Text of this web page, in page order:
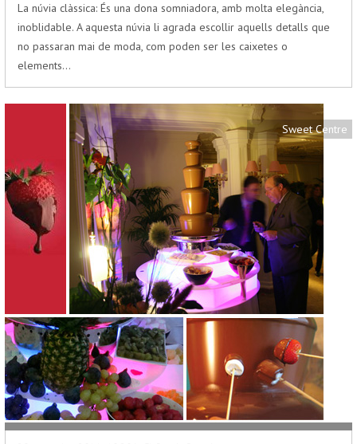
La núvia clàssica: És una dona somniadora, amb molta elegància,
inoblidable. A aquesta núvia li agrada escollir aquells detalls que
no passaran mai de moda, com poden ser les caixetes o
elements…
Sweet Centre